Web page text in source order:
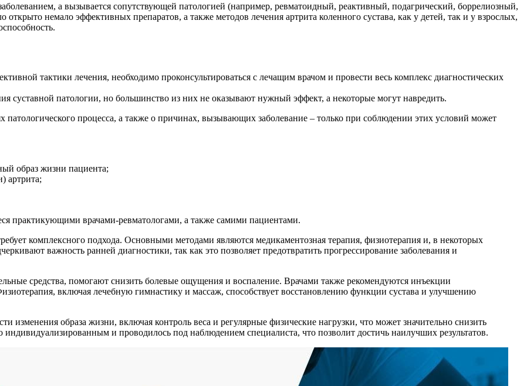
а вызывается сопутствующей патологией (например, ревматоидный, реактивный, подагрический, боррелиозный,
открыто немало эффективных препаратов, а также методов лечения артрита коленного сустава, как у детей, так и у взрослых,
тактики лечения, необходимо проконсультироваться с лечащим врачом и провести весь комплекс диагностических
суставной патологии, но большинство из них не оказывают нужный эффект, а некоторые могут навредить.
процесса, а также о причинах, вызывающих заболевание – только при соблюдении этих условий может
образ жизни пациента;
артрита;
практикующими врачами-ревматологами, а также самими пациентами.
комплексного подхода. Основными методами являются медикаментозная терапия, физиотерапия и, в некоторых
важность ранней диагностики, так как это позволяет предотвратить прогрессирование заболевания и
средства, помогают снизить болевые ощущения и воспаление. Врачами также рекомендуются инъекции
включая лечебную гимнастику и массаж, способствует восстановлению функции сустава и улучшению
изменения образа жизни, включая контроль веса и регулярные физические нагрузки, что может значительно снизить
и проводилось под наблюдением специалиста, что позволит достичь наилучших результатов.